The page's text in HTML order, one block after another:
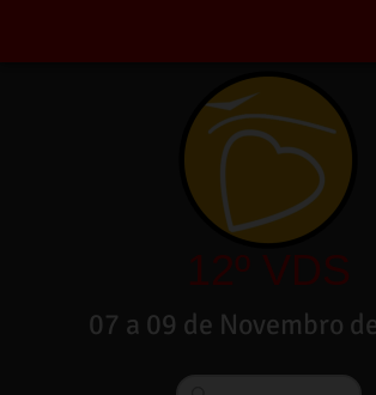
12º VDS
07 a 09 de Novembro